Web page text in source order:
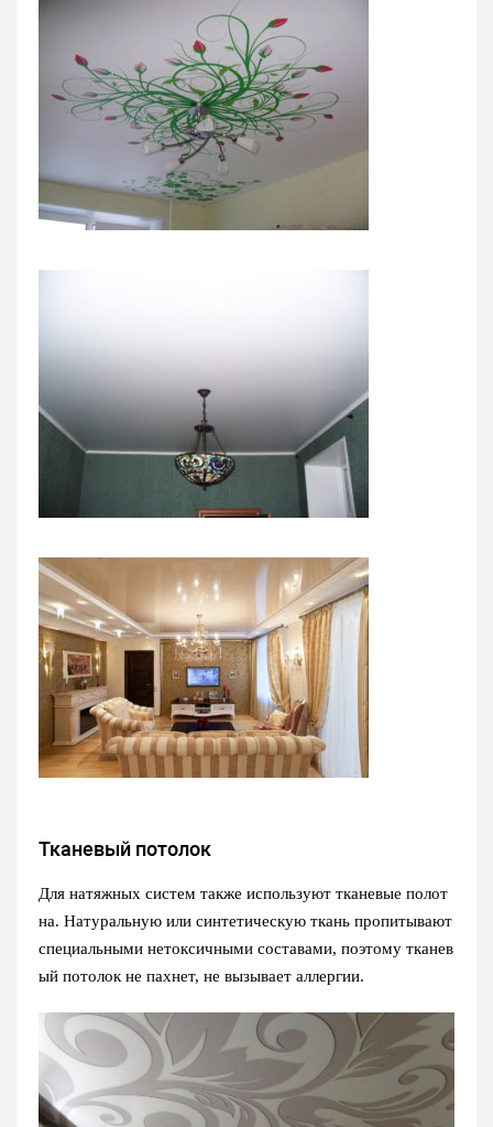
Тканевый потолок
Для натяжных систем также используют тканевые полот
на. Натуральную или синтетическую ткань пропитывают
специальными нетоксичными составами, поэтому тканев
ый потолок не пахнет, не вызывает аллергии.